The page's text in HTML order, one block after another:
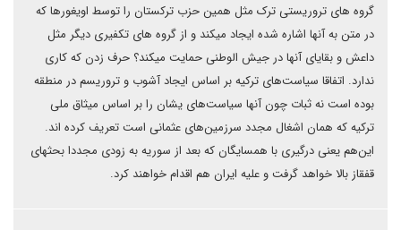
گروه های تروریستی ترک مثل همین حزب ترکستان را توسط اویغورها که
در متن به آنها اشاره شده ایجاد میکند و از گروه های تکفیری دیگر مثل
داعش و بقایای آنها در جیش الوطنی حمایت میکند؟ حرف زدن که کاری
ندارد. اتفاقا سیاست‌های ترکیه بر اساس ایجاد آشوب و تروریسم در منطقه
بوده است نه ثبات چون آنها سیاست‌های یشان را بر اساس میثاق ملی
ترکیه که همان اشغال مجدد سرزمین‌های عثمانی است تعریف کرده اند.
این‌هم یعنی درگیری با همسایگان که بعد از سوریه به زودی مجددا بحثهای
قفقاز بالا خواهد گرفت و علیه ایران هم‌ اقدام خواهند کرد.